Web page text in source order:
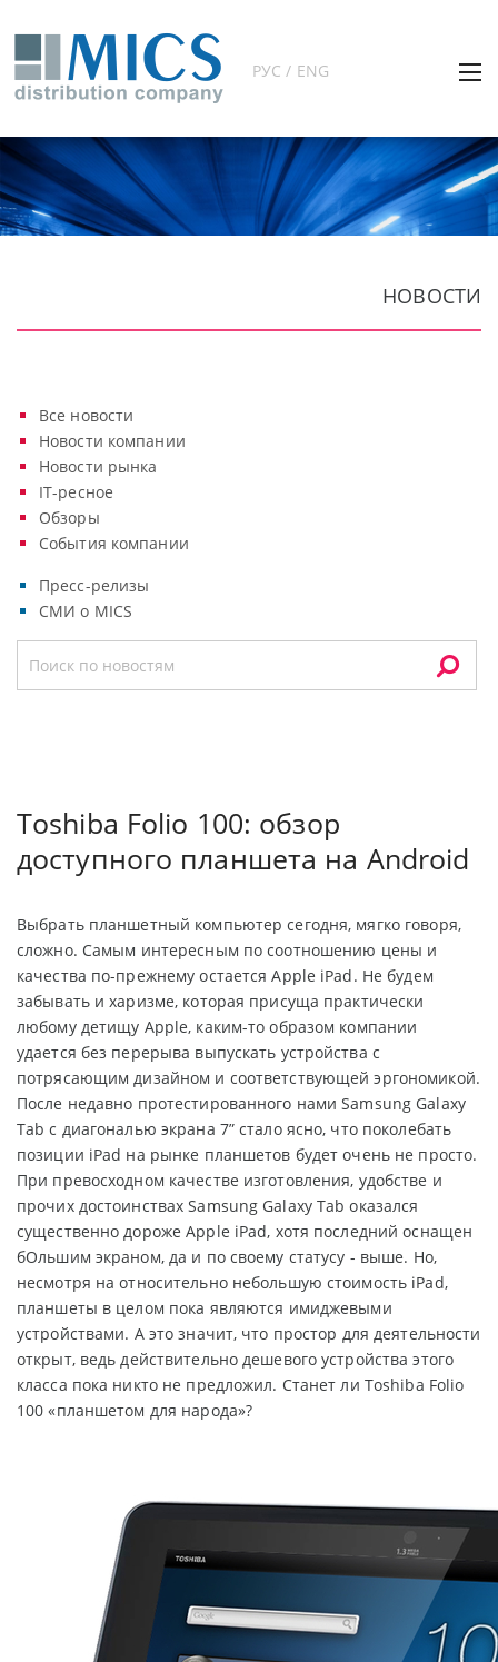
РУС / ENG
НОВОСТИ
Все новости
Новости компании
Новости рынка
IT-ресное
Обзоры
События компании
Пресс-релизы
СМИ о MICS
Toshiba Folio 100: обзор
доступного планшета на Android
Выбрать планшетный компьютер сегодня, мягко говоря,
сложно. Самым интересным по соотношению цены и
качества по-прежнему остается Apple iPad. Не будем
забывать и харизме, которая присуща практически
любому детищу Apple, каким-то образом компании
удается без перерыва выпускать устройства с
потрясающим дизайном и соответствующей эргономикой.
После недавно протестированного нами Samsung Galaxy
Tab с диагональю экрана 7” стало ясно, что поколебать
позиции iPad на рынке планшетов будет очень не просто.
При превосходном качестве изготовления, удобстве и
прочих достоинствах Samsung Galaxy Tab оказался
существенно дороже Apple iPad, хотя последний оснащен
бОльшим экраном, да и по своему статусу - выше. Но,
несмотря на относительно небольшую стоимость iPad,
планшеты в целом пока являются имиджевыми
устройствами. А это значит, что простор для деятельности
открыт, ведь действительно дешевого устройства этого
класса пока никто не предложил. Станет ли Toshiba Folio
100 «планшетом для народа»?